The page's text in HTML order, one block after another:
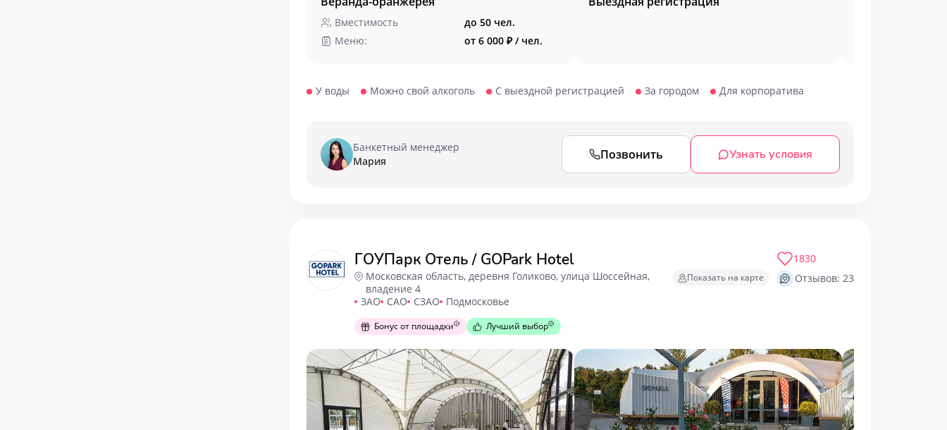
Вместимость
до 50 чел.
Меню:
от 6 000 ₽ / чел.
У воды Можно свой алкоголь С выездной регистрацией За городом Для корпоратива
Банкетный менеджер
Мария
Позвонить Узнать условия
ГОУПарк Отель / GOPark Hotel
Московская область, деревня Голиково, улица Шоссейная,
владение 4
ЗАО САО СЗАО Подмосковье
Показать на карте
1830
Отзывов: 23
Бонус от площадки Лучший выбор